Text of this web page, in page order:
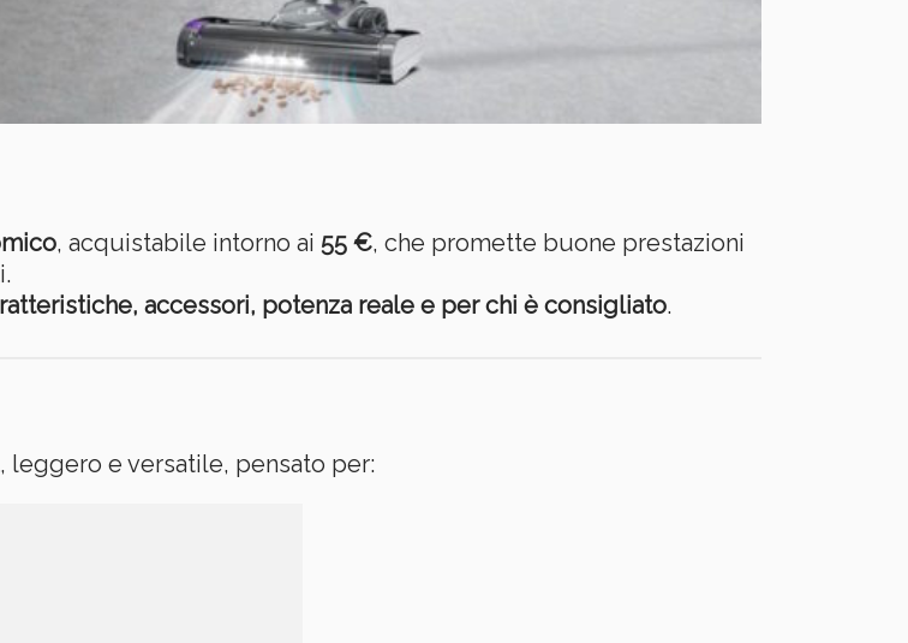
, acquistabile intorno ai 55 €, che promette buone prestazioni
accessori, potenza reale e per chi è consigliato.
, leggero e versatile, pensato per: